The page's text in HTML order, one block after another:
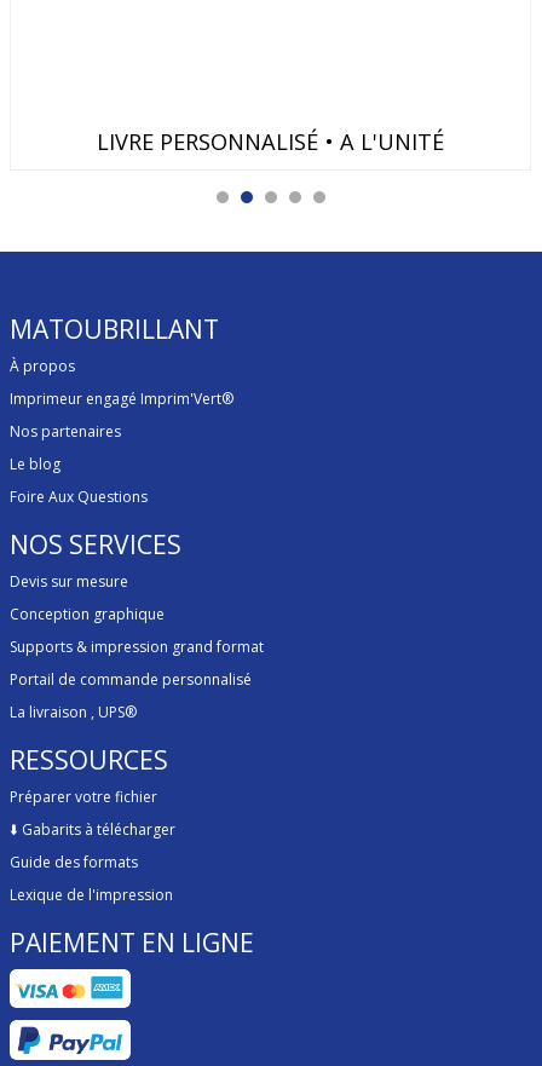
LIVRE PERSONNALISÉ • A L'UNITÉ
MATOUBRILLANT
À propos
Imprimeur engagé Imprim'Vert®
Nos partenaires
Le blog
Foire Aux Questions
NOS SERVICES
Devis sur mesure
Conception graphique
Supports & impression grand format
Portail de commande personnalisé
La livraison , UPS®
RESSOURCES
Préparer votre fichier
⬇️ Gabarits à télécharger
Guide des formats
Lexique de l'impression
PAIEMENT EN LIGNE